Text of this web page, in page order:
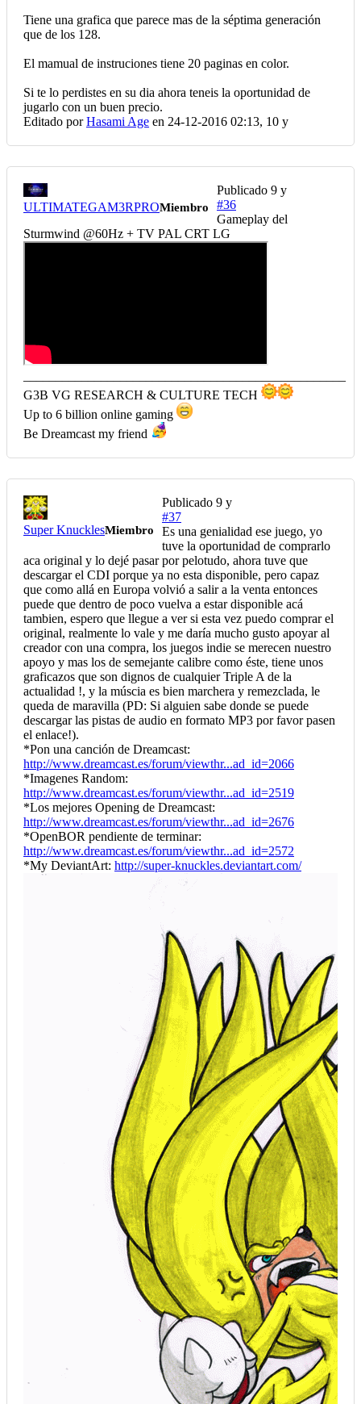
Tiene una grafica que parece mas de la séptima generación
que de los 128.
El mamual de instruciones tiene 20 paginas en color.
Si te lo perdistes en su dia ahora teneis la oportunidad de
jugarlo con un buen precio.
Editado porHasami Age en 24-12-2016 02:13, 10 y
ULTIMATEGAM3RPROMiembro
Publicado 9 y
#36
Gameplay del
Sturmwind @60Hz + TV PAL CRT LG
G3B VG RESEARCH & CULTURE TECH
Up to 6 billion online gaming
Be Dreamcast my friend
Super KnucklesMiembro
Publicado 9 y
#37
Es una genialidad ese juego, yo
tuve la oportunidad de comprarlo
aca original y lo dejé pasar por pelotudo, ahora tuve que
descargar el CDI porque ya no esta disponible, pero capaz
que como allá en Europa volvió a salir a la venta entonces
puede que dentro de poco vuelva a estar disponible acá
tambien, espero que llegue a ver si esta vez puedo comprar el
original, realmente lo vale y me daría mucho gusto apoyar al
creador con una compra, los juegos indie se merecen nuestro
apoyo y mas los de semejante calibre como éste, tiene unos
graficazos que son dignos de cualquier Triple A de la
actualidad !, y la múscia es bien marchera y remezclada, le
queda de maravilla (PD: Si alguien sabe donde se puede
descargar las pistas de audio en formato MP3 por favor pasen
el enlace!).
*Pon una canción de Dreamcast:
http://www.dreamcast.es/forum/viewthr...ad_id=2066
*Imagenes Random:
http://www.dreamcast.es/forum/viewthr...ad_id=2519
*Los mejores Opening de Dreamcast:
http://www.dreamcast.es/forum/viewthr...ad_id=2676
*OpenBOR pendiente de terminar:
http://www.dreamcast.es/forum/viewthr...ad_id=2572
*My DeviantArt: http://super-knuckles.deviantart.com/